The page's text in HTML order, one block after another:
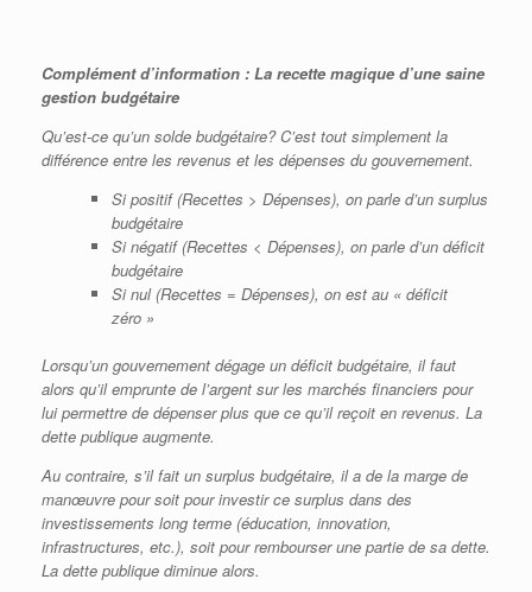
Complément d’information : La recette magique d’une saine
gestion budgétaire
Qu’est-ce qu’un solde budgétaire? C’est tout simplement la
différence entre les revenus et les dépenses du gouvernement.
Si positif (Recettes > Dépenses), on parle d’un surplus
budgétaire
Si négatif (Recettes < Dépenses), on parle d’un déficit
budgétaire
Si nul (Recettes = Dépenses), on est au « déficit
zéro »
Lorsqu’un gouvernement dégage un déficit budgétaire, il faut
alors qu’il emprunte de l’argent sur les marchés financiers pour
lui permettre de dépenser plus que ce qu’il reçoit en revenus. La
dette publique augmente.
Au contraire, s’il fait un surplus budgétaire, il a de la marge de
manœuvre pour soit pour investir ce surplus dans des
investissements long terme (éducation, innovation,
infrastructures, etc.), soit pour rembourser une partie de sa dette.
La dette publique diminue alors.